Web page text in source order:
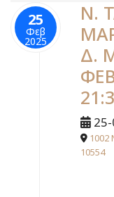
25
Φεβ
2025
Ν.
Δ.
1002
10554